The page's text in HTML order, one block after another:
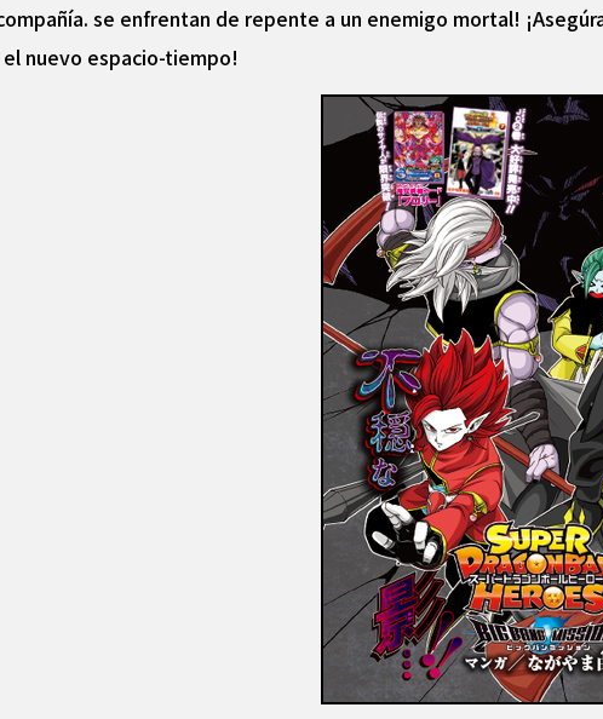
se enfrentan de repente a un enemigo mortal!
nuevo espacio-tiempo!